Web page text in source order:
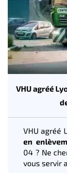
VHU agréé
VHU agréé
en
04 ? Ne
vous servir